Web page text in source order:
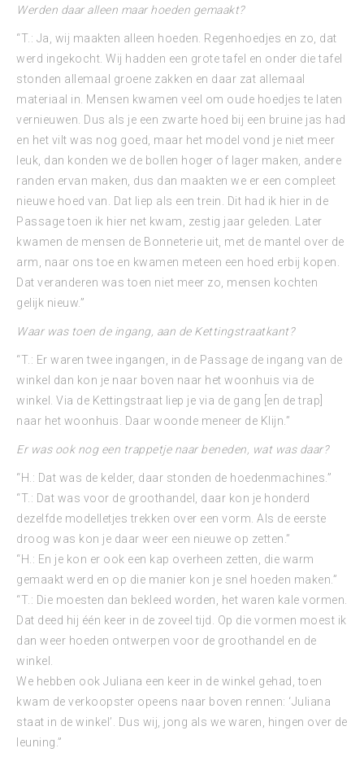
Werden daar alleen maar hoeden gemaakt?
“T.: Ja, wij maakten alleen hoeden. Regenhoedjes en zo, dat
werd ingekocht. Wij hadden een grote tafel en onder die tafel
stonden allemaal groene zakken en daar zat allemaal
materiaal in. Mensen kwamen veel om oude hoedjes te laten
vernieuwen. Dus als je een zwarte hoed bij een bruine jas had
en het vilt was nog goed, maar het model vond je niet meer
leuk, dan konden we de bollen hoger of lager maken, andere
randen ervan maken, dus dan maakten we er een compleet
nieuwe hoed van. Dat liep als een trein. Dit had ik hier in de
Passage toen ik hier net kwam, zestig jaar geleden. Later
kwamen de mensen de Bonneterie uit, met de mantel over de
arm, naar ons toe en kwamen meteen een hoed erbij kopen.
Dat veranderen was toen niet meer zo, mensen kochten
gelijk nieuw.”
Waar was toen de ingang, aan de Kettingstraatkant?
“T.: Er waren twee ingangen, in de Passage de ingang van de
winkel dan kon je naar boven naar het woonhuis via de
winkel. Via de Kettingstraat liep je via de gang [en de trap]
naar het woonhuis. Daar woonde meneer de Klijn.”
Er was ook nog een trappetje naar beneden, wat was daar?
“H.: Dat was de kelder, daar stonden de hoedenmachines.”
“T.: Dat was voor de groothandel, daar kon je honderd
dezelfde modelletjes trekken over een vorm. Als de eerste
droog was kon je daar weer een nieuwe op zetten.”
“H.: En je kon er ook een kap overheen zetten, die warm
gemaakt werd en op die manier kon je snel hoeden maken.”
“T.: Die moesten dan bekleed worden, het waren kale vormen.
Dat deed hij één keer in de zoveel tijd. Op die vormen moest ik
dan weer hoeden ontwerpen voor de groothandel en de
winkel.
We hebben ook Juliana een keer in de winkel gehad, toen
kwam de verkoopster opeens naar boven rennen: ‘Juliana
staat in de winkel’. Dus wij, jong als we waren, hingen over de
leuning.”